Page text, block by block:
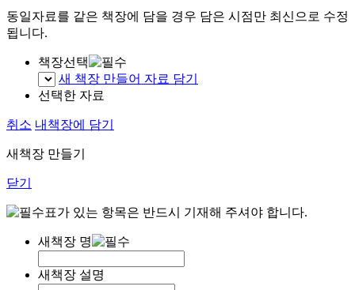
동일자료를 같은 책장에 담을 경우 담은 시점만 최신으로 수정
됩니다.
책장선택
새 책장 만들어 자료 담기
선택한 자료
취소 내책장에 담기
새책장 만들기
닫기
표가 있는 항목은 반드시 기재해 주셔야 합니다.
새책장 명
새책장 설명